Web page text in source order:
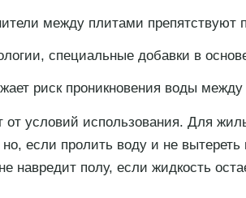
между плитами препятствуют
специальные добавки в
риск проникновения воды
условий использования. Для
если пролить воду и не
полу, если жидкость